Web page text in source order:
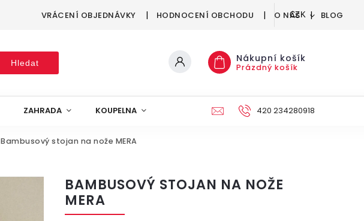
VRÁCENÍ OBJEDNÁVKY HODNOCENÍ OBCHODU O NÁS BLOG
CZK
Hledat Nákupní košík
Prázdný košík
ZAHRADA KOUPELNA DEKORACE
420 234280918
Bambusový stojan na nože MERA
BAMBUSOVÝ STOJAN NA NOŽE
MERA